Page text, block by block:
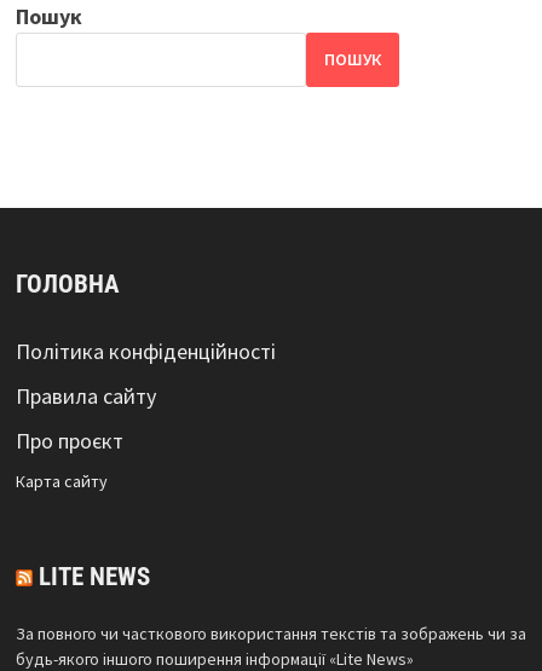
Пошук
ПОШУК
ГОЛОВНА
Політика конфіденційності
Правила сайту
Про проєкт
Карта сайтy
LITE NEWS
За повного чи часткового використання текстів та зображень чи за
будь-якого іншого поширення інформації «Lite News»